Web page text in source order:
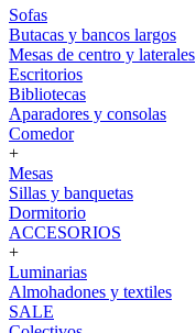
Sofas
Butacas y bancos largos
Mesas de centro y laterales
Escritorios
Bibliotecas
Aparadores y consolas
Comedor
+
Mesas
Sillas y banquetas
Dormitorio
ACCESORIOS
+
Luminarias
Almohadones y textiles
SALE